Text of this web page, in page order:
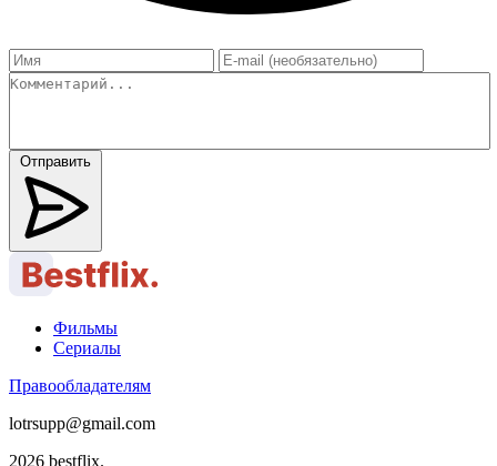
Отправить
Фильмы
Сериалы
Правообладателям
lotrsupp@gmail.com
2026 bestflix.